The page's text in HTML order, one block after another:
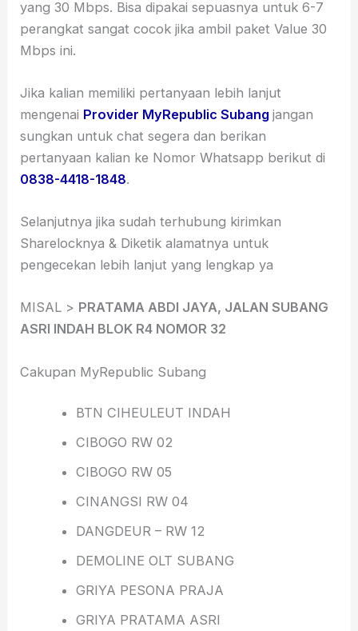
yang 30 Mbps. Bisa dipakai sepuasnya untuk 6-7
perangkat sangat cocok jika ambil paket Value 30
Mbps ini.
Jika kalian memiliki pertanyaan lebih lanjut
mengenai Provider MyRepublic Subangjangan
sungkan untuk chat segera dan berikan
pertanyaan kalian ke Nomor Whatsapp berikut di
0838-4418-1848.
Selanjutnya jika sudah terhubung kirimkan
Sharelocknya & Diketik alamatnya untuk
pengecekan lebih lanjut yang lengkap ya
MISAL > PRATAMA ABDI JAYA, JALAN SUBANG
ASRI INDAH BLOK R4 NOMOR 32
Cakupan MyRepublic Subang
BTN CIHEULEUT INDAH
CIBOGO RW 02
CIBOGO RW 05
CINANGSI RW 04
DANGDEUR – RW 12
DEMOLINE OLT SUBANG
GRIYA PESONA PRAJA
GRIYA PRATAMA ASRI